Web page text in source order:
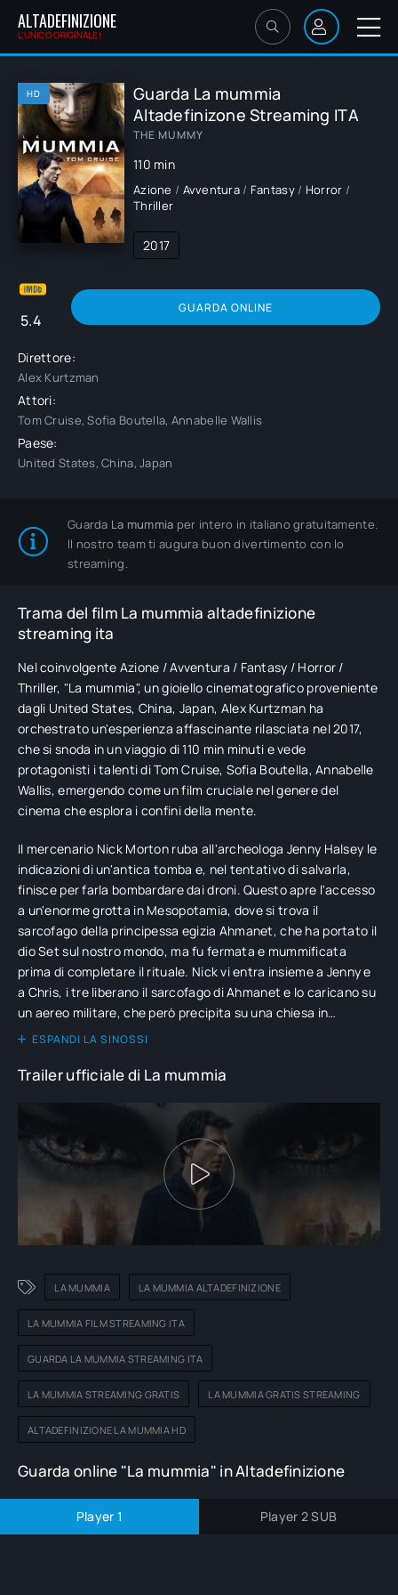
ALTADEFINIZIONE
L'UNICO ORIGINALE!
HD
Guarda La mummia
Altadefinizone Streaming ITA
THE MUMMY
110 min
Azione / Avventura / Fantasy/ Horror /
Thriller
2017
5.4
GUARDA ONLINE
Direttore:
Alex Kurtzman
Attori:
Tom Cruise, Sofia Boutella, Annabelle Wallis
Paese:
United States, China, Japan
Guarda La mummia per intero in italiano gratuitamente.
Il nostro team ti augura buon divertimento con lo
streaming.
Trama del film La mummia altadefinizione
streaming ita
Nel coinvolgente Azione / Avventura / Fantasy / Horror /
Thriller, "La mummia", un gioiello cinematografico proveniente
dagli United States, China, Japan, Alex Kurtzman ha
orchestrato un'esperienza affascinante rilasciata nel 2017,
che si snoda in un viaggio di 110 min minuti e vede
protagonisti i talenti di Tom Cruise, Sofia Boutella, Annabelle
Wallis, emergendo come un film cruciale nel genere del
cinema che esplora i confini della mente.
Il mercenario Nick Morton ruba all'archeologa Jenny Halsey le
indicazioni di un'antica tomba e, nel tentativo di salvarla,
finisce per farla bombardare dai droni. Questo apre l'accesso
a un'enorme grotta in Mesopotamia, dove si trova il
sarcofago della principessa egizia Ahmanet, che ha portato il
dio Set sul nostro mondo, ma fu fermata e mummificata
prima di completare il rituale. Nick vi entra insieme a Jenny e
a Chris, i tre liberano il sarcofago di Ahmanet e lo caricano su
un aereo militare, che però precipita su una chiesa in
Inghilterra. Jenny si salva dalla caduta, ma Nick dovrebbe
senza un graffio e con forti allucinazioni che lo attraggono
dell'organizzazione segreta per cui lavora il dottor Henry
Jekyll a spezzare la maledizione della risvegliata e potente
principessa Ahmanet?
ESPANDI LA SINOSSI
Trailer ufficiale di La mummia
LA MUMMIA LA MUMMIA ALTADEFINIZIONE
LA MUMMIA FILM STREAMING ITA
GUARDA LA MUMMIA STREAMING ITA
LA MUMMIA STREAMING GRATIS LA MUMMIA GRATIS STREAMING
ALTADEFINIZIONE LA MUMMIA HD
Guarda online "La mummia" in Altadefinizione
Player 1 Player 2 SUB